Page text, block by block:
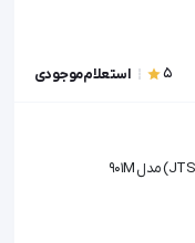
5 استعلام موجودی